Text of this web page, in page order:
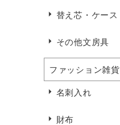
替え芯・ケース
その他文房具
ファッション雑貨
名刺入れ
財布